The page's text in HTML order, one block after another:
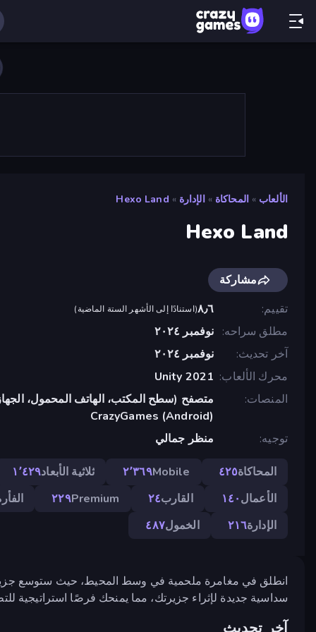
الألعاب » المحاكاة » الإدارة »
Hexo Land
Hexo Land
مشاركة
تقييم
٨٫٦(استنادًا إلى الأشهر الستة الماضية)
مطلق سراحه
نوفمبر ٢٠٢٤
آخر تحديث
نوفمبر ٢٠٢٤
محرك الألعاب Unity 2021
المنصات
متصفح (سطح المكتب، الهاتف المحمول،
CrazyGames (Android)
توجيه
منظر جمالي
المحاكاة٤٢٥ Mobile٢٬٣٦٩ ثلاثية الأبعاد١٬٤٢٩
الأعمال١٤٠ القارب٢٤ Premium٢٢٩
الإدارة٢١٦ الخمول٤٨٧
انطلق في مغامرة ملحمية في وسط المحيط، حيث ستوسع
سداسية جديدة لإثراء جزيرتك، مما يمنحك فرصًا استراتيجية
آخر تحديث